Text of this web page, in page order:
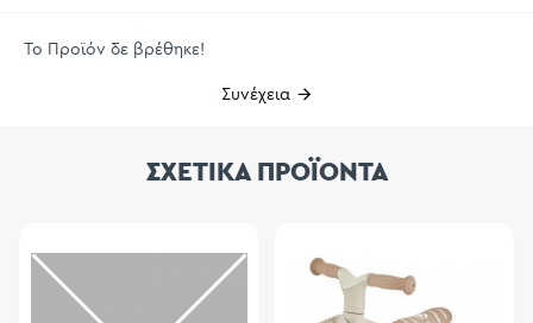
Το Προϊόν δε βρέθηκε!
Συνέχεια
ΣΧΕΤΙΚΑ ΠΡΟΪΟΝΤΑ